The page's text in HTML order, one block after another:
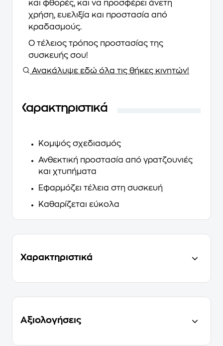
και φθορές, και να προσφέρει άνετη
χρήση, ευελιξία και προστασία από
κραδασμούς.
Ο τέλειος τρόπος προστασίας της
συσκευής σου!
Ανακάλυψε εδώ όλα τις θήκες κινητών!
Χαρακτηριστικά
Κομψός σχεδιασμός
Ανθεκτική προστασία από γρατζουνιές
και χτυπήματα
Εφαρμόζει τέλεια στη συσκευή
Καθαρίζεται εύκολα
Χαρακτηριστικά
Αξιολογήσεις